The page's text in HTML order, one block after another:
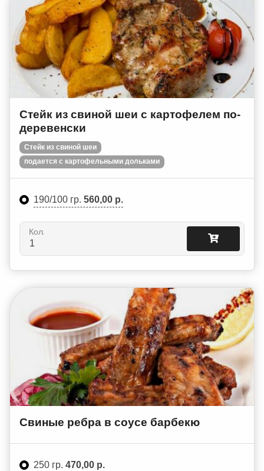
Стейк из свиной шеи с картофелем по-
деревенски
Стейк из свиной шеи
подается с картофельными дольками
190/100 гр. 560,00 р.
Кол.
Свиные ребра в соусе барбекю
250 гр. 470,00 р.